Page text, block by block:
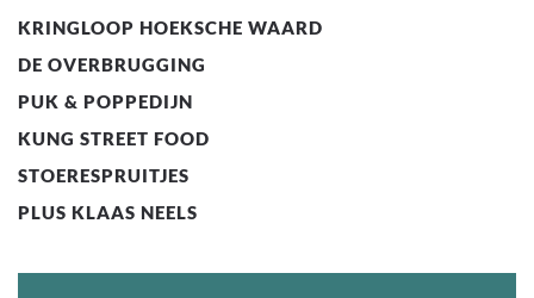
KRINGLOOP HOEKSCHE WAARD
DE OVERBRUGGING
PUK & POPPEDIJN
KUNG STREET FOOD
STOERESPRUITJES
PLUS KLAAS NEELS